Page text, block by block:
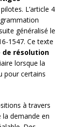
L’article 4
généralisé le
1547. Ce texte
résolution
lorsque la
pour certains
à travers
la demande en